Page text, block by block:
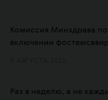
Комиссия Минздрава
включении
Раз в неделю, а не